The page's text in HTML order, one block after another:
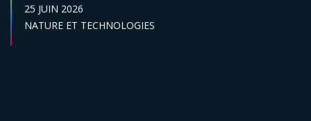
DATE DE PUBLICATION :
25 JUIN 2026
Secteur :
NATURE ET TECHNOLOGIES